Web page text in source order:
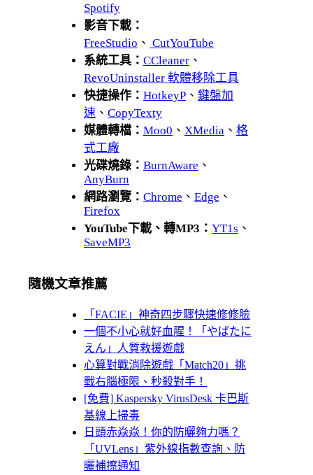
Spotify
影音下載：
FreeStudio 、 CutYouTube
系統工具： CCleaner 、
RevoUninstaller 軟體移除工具
快捷操作： HotkeyP 、 鍵盤加
速 、 CopyTexty
媒體轉檔： Moo0 、 XMedia 、 格
式工廠
光碟燒錄： BurnAware 、
AnyBurn
網路瀏覽： Chrome 、 Edge 、
Firefox
YouTube下載、轉MP3： YT1s 、
SaveMP3
隨機文章推薦
「FACIE」神奇四步驟快速修修臉
一個不小心就好血腥！「やばたに
えん」人質救援遊戲
心算對戰消除遊戲「Match20」挑
戰右腦極限、秒殺對手！
[免費] Kaspersky VirusDesk 卡巴斯
基線上掃毒
日頭赤焱焱！你的防曬夠力嗎？
「UVLens」紫外線指數查詢、防
曬補擦通知